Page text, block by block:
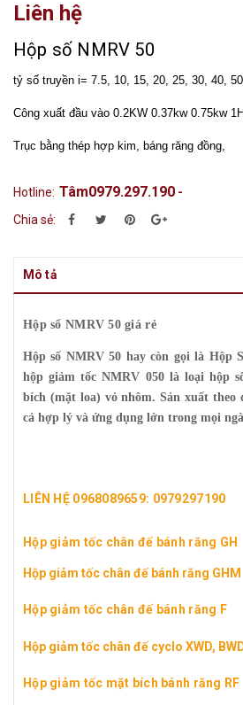
Liên hệ
Hộp số NMRV 50
tỷ số truyền i= 7.5, 10, 15, 20, 25, 30, 40,
Công xuất đầu vào 0.2KW 0.37kw 0.75kw
Trục bằng thép hợp kim, báng răng đồng,
Hotline: Tâm0979.297.190 -
Chia sẻ:
Mô tả
Hộp số NMRV 50 giá rẻ
Hộp số NMRV 50 hay còn gọi là Hộp
hộp giảm tốc NMRV 050 là loại hộp
bích (mặt loa) vỏ nhôm. Sản xuất theo
cả hợp lý và ứng dụng lớn trong mọi
LIÊN HỆ 0968089659: 0979297190
Hộp giảm tốc chân đế bánh răng GH
Hộp giảm tốc chân đế bánh răng GHM
Hộp giảm tốc chân đế bánh răng F
Hộp giảm tốc chân đế cyclo XWD,
Hộp giảm tốc mặt bích bánh răng RF